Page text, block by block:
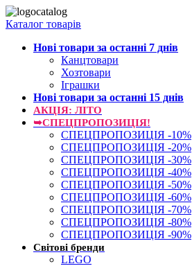
Каталог товарів
Нові товари за останнi 7 днiв
Канцтовари
Хозтовари
Іграшки
Нові товари за останнi 15 днiв
АКЦІЯ: ЛІТО
➥СПЕЦПРОПОЗИЦІЯ!
СПЕЦПРОПОЗИЦІЯ -10%
СПЕЦПРОПОЗИЦІЯ -20%
СПЕЦПРОПОЗИЦІЯ -30%
СПЕЦПРОПОЗИЦІЯ -40%
СПЕЦПРОПОЗИЦІЯ -50%
СПЕЦПРОПОЗИЦІЯ -60%
СПЕЦПРОПОЗИЦІЯ -70%
СПЕЦПРОПОЗИЦІЯ -80%
СПЕЦПРОПОЗИЦІЯ -90%
Світові бренди
LEGO